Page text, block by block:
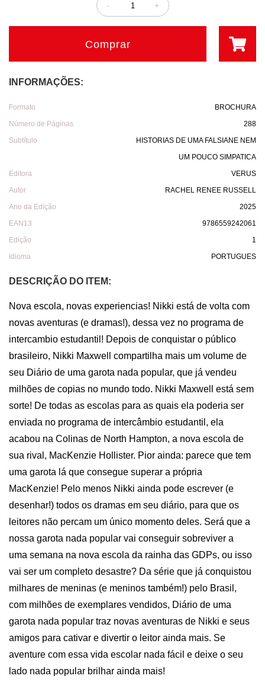
+
-
Comprar
INFORMAÇÕES:
Formato
BROCHURA
Número de Páginas
288
Subtítulo
HISTORIAS DE UMA FALSIANE NEM
UM POUCO SIMPATICA
Editora
VERUS
Autor
RACHEL RENEE RUSSELL
Ano da Edição
2025
EAN13
9786559242061
Edição
1
Idioma
PORTUGUES
DESCRIÇÃO DO ITEM:
Nova escola, novas experiencias! Nikki está de volta com
novas aventuras (e dramas!), dessa vez no programa de
intercambio estudantil! Depois de conquistar o público
brasileiro, Nikki Maxwell compartilha mais um volume de
seu Diário de uma garota nada popular, que já vendeu
milhões de copias no mundo todo. Nikki Maxwell está sem
sorte! De todas as escolas para as quais ela poderia ser
enviada no programa de intercâmbio estudantil, ela
acabou na Colinas de North Hampton, a nova escola de
sua rival, MacKenzie Hollister. Pior ainda: parece que tem
uma garota lá que consegue superar a própria
MacKenzie! Pelo menos Nikki ainda pode escrever (e
desenhar!) todos os dramas em seu diário, para que os
leitores não percam um único momento deles. Será que a
nossa garota nada popular vai conseguir sobreviver a
uma semana na nova escola da rainha das GDPs, ou isso
vai ser um completo desastre? Da série que já conquistou
milhares de meninas (e meninos também!) pelo Brasil,
com milhões de exemplares vendidos, Diário de uma
garota nada popular traz novas aventuras de Nikki e seus
amigos para cativar e divertir o leitor ainda mais. Se
aventure com essa vida escolar nada fácil e deixe o seu
lado nada popular brilhar ainda mais!